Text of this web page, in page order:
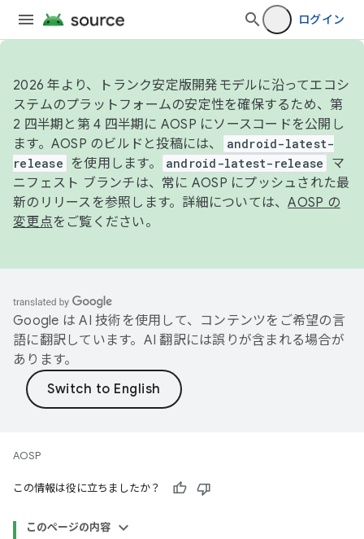
ログイン
2026 年より、トランク安定版開発モデルに沿ってエコシ
ステムのプラットフォームの安定性を確保するため、第
2 四半期と第 4 四半期に AOSP にソースコードを公開し
ます。AOSP のビルドと投稿には、
android-latest-
release
を使用します。 android-latest-release
マ
ニフェスト ブランチは、常に AOSP にプッシュされた最
新のリリースを参照します。詳細については、AOSP の
変更点をご覧ください。
Google は AI 技術を使用して、コンテンツをご希望の言
語に翻訳しています。AI 翻訳には誤りが含まれる場合が
あります。
AOSP
この情報は役に立ちましたか？
このページの内容